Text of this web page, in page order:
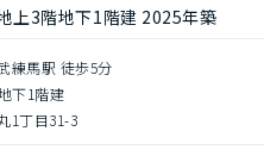
上3階地下1階建 2025年築
練馬駅 徒歩5分
下1階建
1丁目31-3